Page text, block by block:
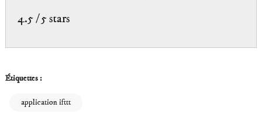
4.5/5stars
Étiquettes :
application ifttt